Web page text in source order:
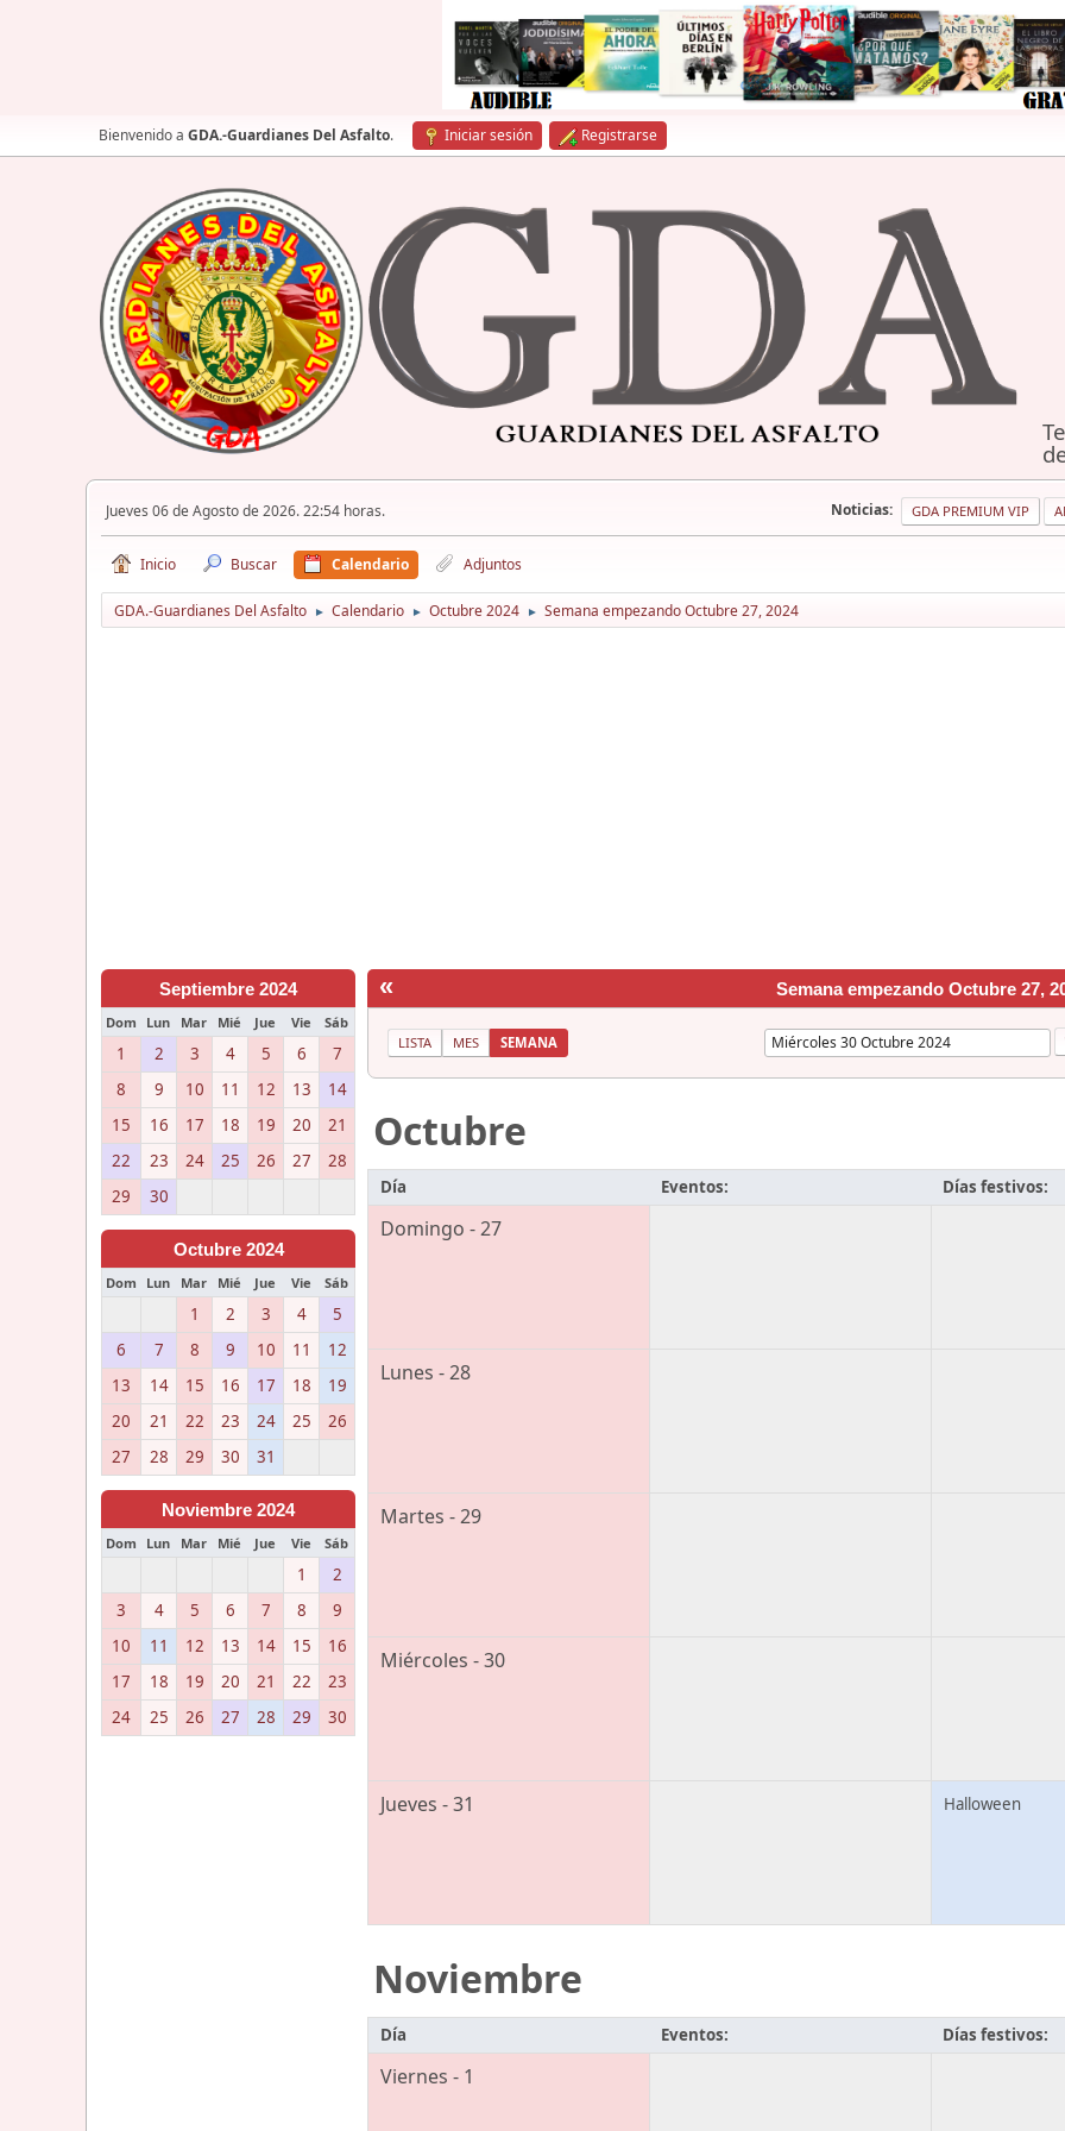
Bienvenido a GDA.-Guardianes Del Asfalto. Iniciar sesión Registrarse
Jueves 06 de Agosto de 2026. 22:54 horas. Noticias: GDA PREMIUM VIP
Inicio Buscar Calendario Adjuntos
GDA.-Guardianes Del Asfalto ► Calendario ► Octubre 2024 ► Semana empezando Octubre 27, 2024
Septiembre 2024
Dom Lun Mar Mié Jue Vie Sáb
1 2 3 4 5 6
7
8
9 10 11 12 13
14
15
16 17 18 19 20
21
22
23 24 25 26 27
28
29
30
Octubre 2024
Dom Lun Mar Mié Jue Vie Sáb
1 2 3 4
5
6
7 8 9 10 11
12
13
14 15 16 17 18
19
20
21 22 23 24 25
26
27
28 29 30 31
Noviembre 2024
Dom Lun Mar Mié Jue Vie Sáb
1
2
3
4 5 6 7 8
9
10
11 12 13 14 15
16
17
18 19 20 21 22
23
24
25 26 27 28 29 30
« Semana empezando Octubre 27,
LISTA MES SEMANA
Octubre
Día Eventos: Días festivos:
Domingo - 27
Lunes - 28
Martes - 29
Miércoles - 30
Jueves - 31 Halloween
Noviembre
Día Eventos: Días festivos:
Viernes - 1